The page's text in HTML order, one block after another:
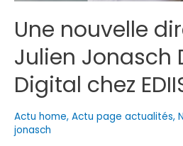
Une nouvelle
Julien Jonasch
Digital chez
Actu home, Actu page actualités,
jonasch